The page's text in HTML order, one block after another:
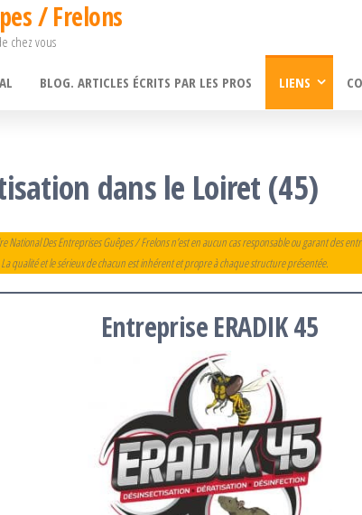
/ Frelons
chez vous
BLOG. ARTICLES ÉCRITS PAR LES PROS LIENS
dans le Loiret (45)
National Des Entreprises Guêpes / Frelons n’est en aucun cas responsable ou garant des
qualité et le sérieux de chacun est inhérent et propre à chaque structure présentée.
EntrepriseERADIK 45